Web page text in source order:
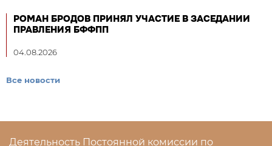
РОМАН БРОДОВ ПРИНЯЛ УЧАСТИЕ В ЗАСЕДАНИИ
ПРАВЛЕНИЯ БФФПП
04.08.2026
Все новости
Деятельность Постоянной комиссии по